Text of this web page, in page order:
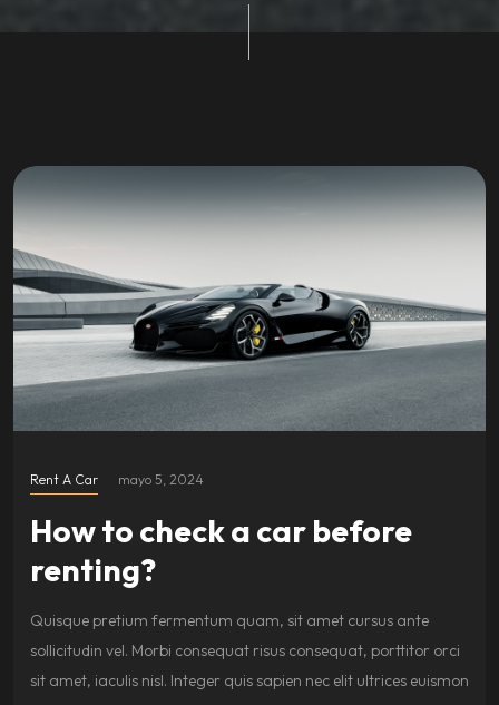
Rent A Car mayo 5, 2024
How to check a car before
renting?
Quisque pretium fermentum quam, sit amet cursus ante
sollicitudin vel. Morbi consequat risus consequat, porttitor orci
sit amet, iaculis nisl. Integer quis sapien nec elit ultrices euismon